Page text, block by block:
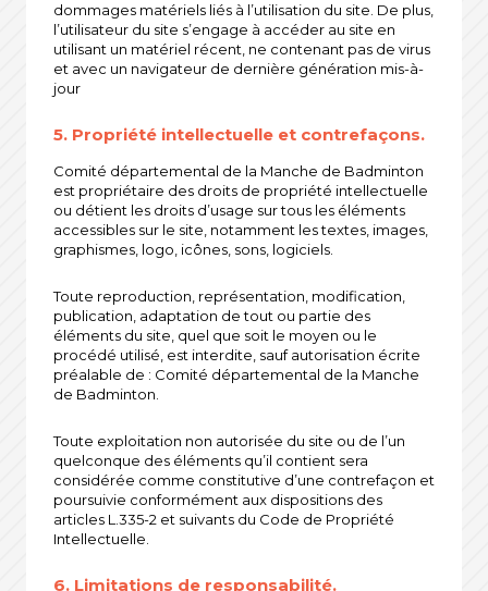
dommages matériels liés à l’utilisation du site. De plus,
l’utilisateur du site s’engage à accéder au site en
utilisant un matériel récent, ne contenant pas de virus
et avec un navigateur de dernière génération mis-à-
jour
5. Propriété intellectuelle et contrefaçons.
Comité départemental de la Manche de Badminton
est propriétaire des droits de propriété intellectuelle
ou détient les droits d’usage sur tous les éléments
accessibles sur le site, notamment les textes, images,
graphismes, logo, icônes, sons, logiciels.
Toute reproduction, représentation, modification,
publication, adaptation de tout ou partie des
éléments du site, quel que soit le moyen ou le
procédé utilisé, est interdite, sauf autorisation écrite
préalable de : Comité départemental de la Manche
de Badminton.
Toute exploitation non autorisée du site ou de l’un
quelconque des éléments qu’il contient sera
considérée comme constitutive d’une contrefaçon et
poursuivie conformément aux dispositions des
articles L.335-2 et suivants du Code de Propriété
Intellectuelle.
6. Limitations de responsabilité.